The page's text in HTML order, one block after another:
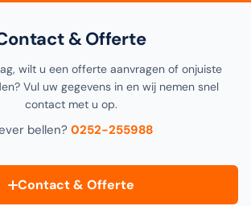
& Offerte
wilt u een offerte aanvragen of onjuiste
Vul uw gegevens in en wij nemen snel
contact met u op.
bellen?0252-255988
Contact & Offerte